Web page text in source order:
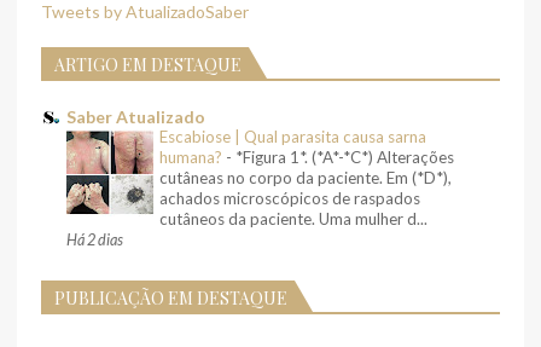
Tweets by AtualizadoSaber
ARTIGO EM DESTAQUE
Saber Atualizado
Escabiose | Qual parasita causa sarna
humana? - *Figura 1*. (*A*-*C*) Alterações
cutâneas no corpo da paciente. Em (*D*),
achados microscópicos de raspados
cutâneos da paciente. Uma mulher d...
Há 2 dias
PUBLICAÇÃO EM DESTAQUE